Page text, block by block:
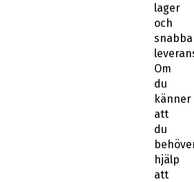
lager
och
snabba
Om
du
känner
att
du
hjälp
att